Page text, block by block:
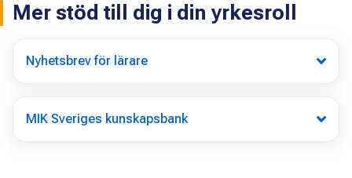
Mer stöd till dig i din yrkesroll
Nyhetsbrev för lärare
MIK Sveriges kunskapsbank